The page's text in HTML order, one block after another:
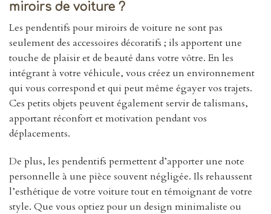
miroirs de voiture ?
Les pendentifs pour miroirs de voiture ne sont pas
seulement des accessoires décoratifs ; ils apportent une
touche de plaisir et de beauté dans votre vôtre. En les
intégrant à votre véhicule, vous créez un environnement
qui vous correspond et qui peut même égayer vos trajets.
Ces petits objets peuvent également servir de talismans,
apportant réconfort et motivation pendant vos
déplacements.
De plus, les pendentifs permettent d’apporter une note
personnelle à une pièce souvent négligée. Ils rehaussent
l’esthétique de votre voiture tout en témoignant de votre
style. Que vous optiez pour un design minimaliste ou